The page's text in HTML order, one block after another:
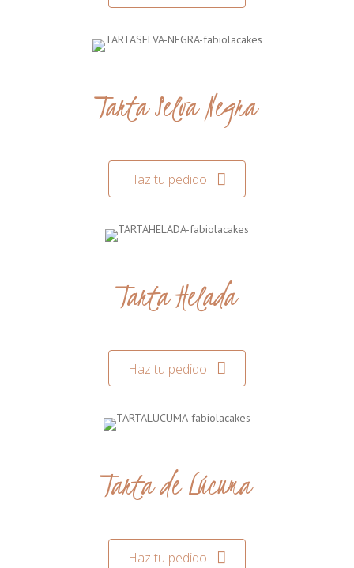
Tarta Selva Negra
Haz tu pedido
Tarta Helada
Haz tu pedido
Tarta de Lúcuma
Haz tu pedido